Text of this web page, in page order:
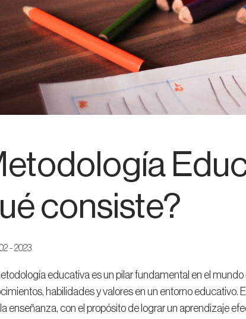
consiste?
- 2023
educativa es un pilar fundamental en el
habilidades y valores en un entorno educativo.
enseñanza, con el propósito de lograr un aprendizaje